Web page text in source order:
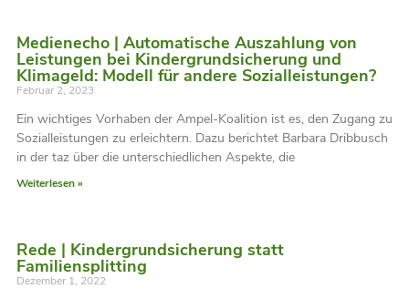
Medienecho | Automatische Auszahlung von
Leistungen bei Kindergrundsicherung und
Klimageld: Modell für andere Sozialleistungen?
Februar 2, 2023
Ein wichtiges Vorhaben der Ampel-Koalition ist es, den Zugang zu
Sozialleistungen zu erleichtern. Dazu berichtet Barbara Dribbusch
in der taz über die unterschiedlichen Aspekte, die
Weiterlesen »
Rede | Kindergrundsicherung statt
Familiensplitting
Dezember 1, 2022